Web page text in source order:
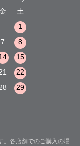
土
1
7
8
15
22
29
。各店舗でのご購入の場